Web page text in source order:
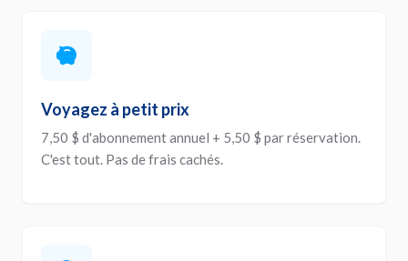
Voyagez à petit prix
7,50 $ d'abonnement annuel + 5,50 $ par réservation.
C'est tout. Pas de frais cachés.